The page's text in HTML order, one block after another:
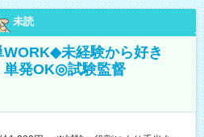
未読
未経験から好き
単発OK◎試験監督